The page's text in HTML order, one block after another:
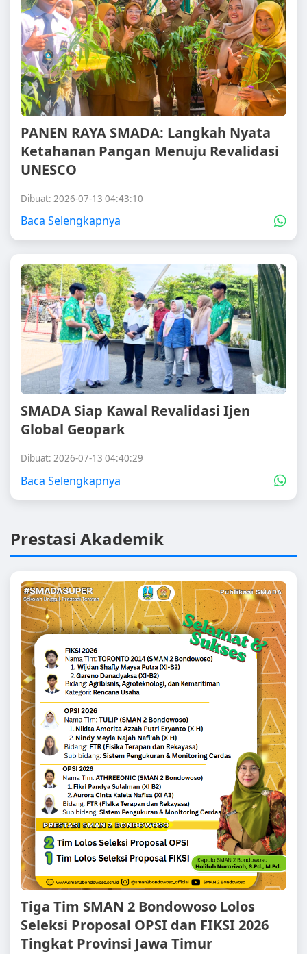
PANEN RAYA SMADA: Langkah Nyata
Ketahanan Pangan Menuju Revalidasi
UNESCO
Dibuat: 2026-07-13 04:43:10
Baca Selengkapnya
SMADA Siap Kawal Revalidasi Ijen
Global Geopark
Dibuat: 2026-07-13 04:40:29
Baca Selengkapnya
Prestasi Akademik
Tiga Tim SMAN 2 Bondowoso Lolos
Seleksi Proposal OPSI dan FIKSI 2026
Tingkat Provinsi Jawa Timur